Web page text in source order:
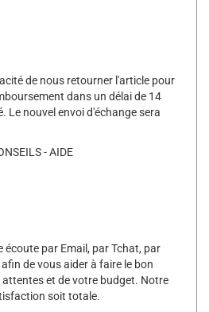
de nous retourner l'article pour
dans un délai de 14
Le nouvel envoi d'échange sera
- AIDE
écoute par Email, par Tchat, par
de vous aider à faire le bon
et de votre budget. Notre
soit totale.